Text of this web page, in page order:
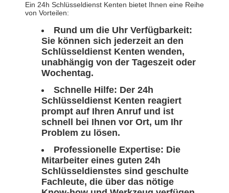
Ein 24h Schlüsseldienst Kenten bietet Ihnen eine Reihe
von Vorteilen:
Rund um die Uhr Verfügbarkeit:
Sie können sich jederzeit an den
Schlüsseldienst Kenten wenden,
unabhängig von der Tageszeit oder
Wochentag.
Schnelle Hilfe: Der 24h
Schlüsseldienst Kenten reagiert
prompt auf Ihren Anruf und ist
schnell bei Ihnen vor Ort, um Ihr
Problem zu lösen.
Professionelle Expertise: Die
Mitarbeiter eines guten 24h
Schlüsseldienstes sind geschulte
Fachleute, die über das nötige